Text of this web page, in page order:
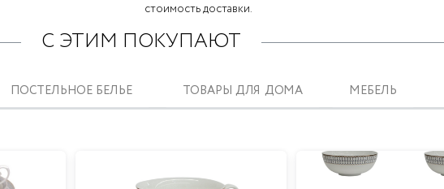
стоимость доставки.
С ЭТИМ ПОКУПАЮТ
ПОСТЕЛЬНОЕ БЕЛЬЕ ТОВАРЫ ДЛЯ ДОМА МЕБЕЛЬ